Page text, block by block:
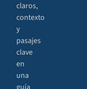
claros,
contexto
y
pasajes
clave
en
una